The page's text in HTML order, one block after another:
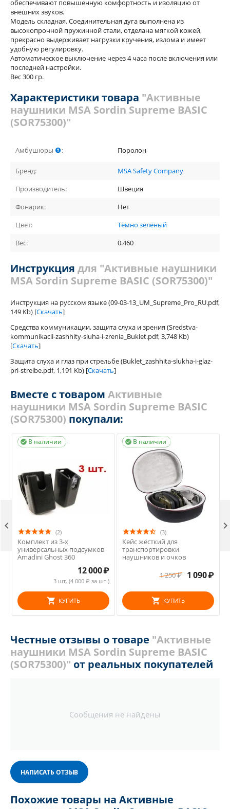
обеспечивают повышенную комфортность и изоляцию от
внешних звуков.
Модель складная. Соединительная дуга выполнена из
высокопрочной пружинной стали, отделана мягкой кожей,
прекрасно выдерживает нагрузки кручения, излома и имеет
удобную регулировку.
Автоматическое выключение через 4 часа после включения или
последней настройки.
Вес 300 гр.
Характеристики товара "Активные
наушники MSA Sordin Supreme BASIC
(SOR75300)"
Амбушюры : Поролон
Бренд:
MSA Safety Company
Производитель:
Швеция
Фонарик:
Нет
Цвет:
Тёмно зелёный
Вес:
0.460
Инструкция для "Активные наушники
MSA Sordin Supreme BASIC (SOR75300)"
Инструкция на русском языке (09-03-13_UM_Supreme_Pro_RU.pdf,
149 Kb) [Скачать]
Средства коммуникации, защита слуха и зрения (Sredstva-
kommunikacii-zashhity-sluha-i-zrenia_Buklet.pdf, 3,748 Kb)
[Скачать]
Защита слуха и глаз при стрельбе (Buklet_zashhita-slukha-i-glaz-
pri-strelbe.pdf, 1,191 Kb) [Скачать]
Вместе с товаром Активные
наушники MSA Sordin Supreme BASIC
(SOR75300) покупали:
В наличии

(2)
Комплект из 3-х
универсальных подсумков
Amadini Ghost 360
12 000₽
3 шт. (4 000 ₽ за шт.)
КУПИТЬ
В наличии

(3)
Кейс жёсткий для
транспортировки
наушников и очков
1 250₽ 1 090₽
КУПИТЬ

Честные отзывы о товаре "Активные
наушники MSA Sordin Supreme BASIC
(SOR75300)" от реальных покупателей
Сообщения не найдены
НАПИСАТЬ ОТЗЫВ
Похожие товары на Активные